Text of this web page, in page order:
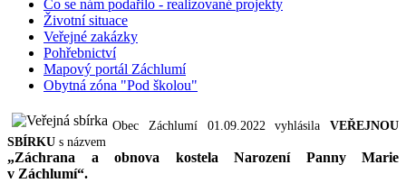
Co se nám podařilo - realizované projekty
Životní situace
Veřejné zakázky
Pohřebnictví
Mapový portál Záchlumí
Obytná zóna "Pod školou"
Obec Záchlumí 01.09.2022 vyhlásila VEŘEJNOU
SBÍRKU s názvem
„Záchrana a obnova kostela Narození Panny Marie
v Záchlumí“.